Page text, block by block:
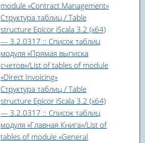
module «Contract Management»
Структура таблиц / Table
structure Epicor iScala 3.2 (x64)
— 3.2.0317 :: Список таблиц
модуля «Прямая выписка
счетов»/List of tables of module
«Direct Invoicing»
Структура таблиц / Table
structure Epicor iScala 3.2 (x64)
— 3.2.0317 :: Список таблиц
модуля «Главная Книга»/List of
tables of module «General